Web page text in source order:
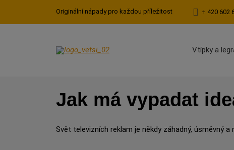
Originální nápady pro každou příležitost + 420 602
Vtípky a
Jak má vypadat
Svět televizních reklam je někdy záhadný, úsměvný